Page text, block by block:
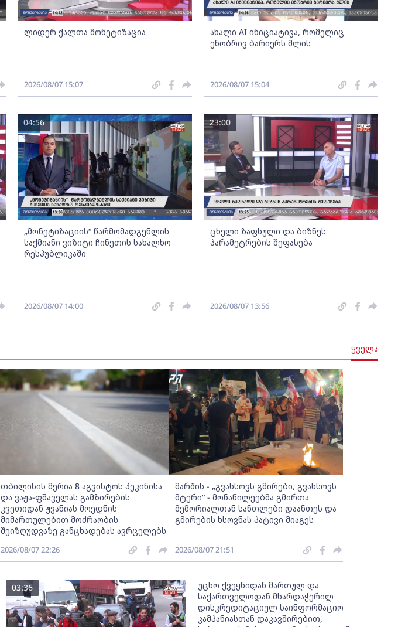
ლიდერ ქალთა მონეტიზაცია
2026/08/07 15:07
ახალი AI ინიციატივა, რომელიც
ენობრივ ბარიერს შლის
2026/08/07 15:04
„მონეტიზაციის“ წარმომადგენლის
საქმიანი ვიზიტი ჩინეთის სახალხო
რესპუბლიკაში
04:56
2026/08/07 14:00
ცხელი ზაფხული და ბიზნეს
პარამეტრების შეფასება
23:00
2026/08/07 13:56
ყველა
თბილისის მერია 8 აგვისტოს პეკინისა
და ვაჟა-ფშაველას გამზირების
კვეთიდან ჟვანიას მოედნის
მიმართულებით მოძრაობის
შეიზღუდვაზე განცხადებას ავრცელებს
2026/08/07 22:26
მარშის - „გვახსოვს გმირები, გვახსოვს
მტერი” - მონაწილეებმა გმირთა
მემორიალთან სანთლები დაანთეს და
გმირების ხსოვნას პატივი მიაგეს
2026/08/07 21:51
უცხო ქვეყნიდან მართულ და
საქართველოდან მხარდაჭერილ
დისკრედიტაციულ საინფორმაციო
კამპანიასთან დაკავშირებით,
03:36